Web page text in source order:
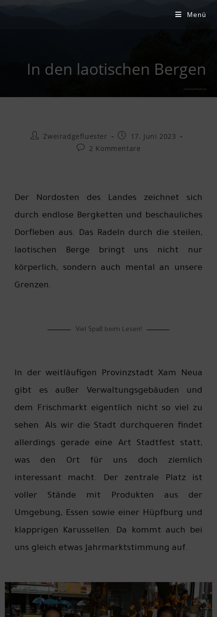
Menü
In den laotischen Bergen
Zweiradgefluester
17. Juni 2023
2 Kommentare
Der Nordosten des Landes zeichnet sich
durch endlose Bergketten und beschauliches
Dorfleben aus. Das Radeln durch die steilen,
laotischen Berge bringt uns nicht nur
körperlich, sondern auch mental an unsere
Grenzen.
Viel Spaß beim Lesen!
In der weitläufigen Provinzstadt Xam Neua
gibt es außer Verwaltungsgebäuden und
dem Frischmarkt eigentlich nicht so viel zu
sehen. Als wir die Stadt durchqueren findet
allerdings gerade eine Art Stadtfest statt,
was den Ort für uns doch ziemlich
interessant macht. Der zentrale Platz ist
voller Stände mit Produkten aus der
Umgebung, Essen sowie einer Hüpfburg und
klapprigen Karussellen. Da kommt auch bei
uns gleich etwas Jahrmarktstimmung auf.